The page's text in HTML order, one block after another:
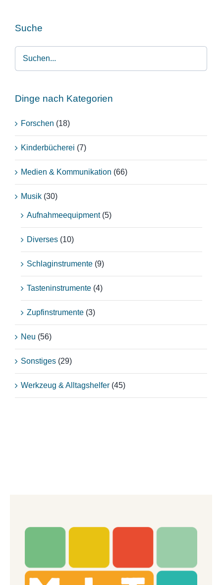
Suche
Dinge nach Kategorien
Forschen (18)
Kinderbücherei (7)
Medien & Kommunikation (66)
Musik (30)
Aufnahmeequipment (5)
Diverses (10)
Schlaginstrumente (9)
Tasteninstrumente (4)
Zupfinstrumente (3)
Neu (56)
Sonstiges (29)
Werkzeug & Alltagshelfer (45)